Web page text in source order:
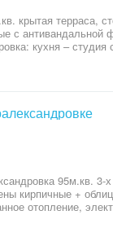
крытая терраса,
с антивандальной
кухня –
современный
подсветка
000$ Приглашаю на
в двух уровнях,
кирпичные +
отопление,
встроенной